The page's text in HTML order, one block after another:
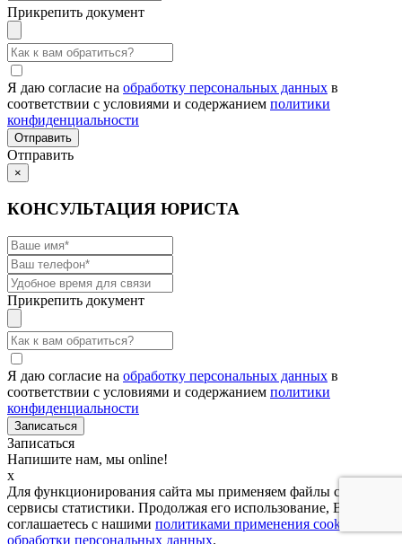
Прикрепить документ
Я даю согласие на обработку персональных данных в
соответствии с условиями и содержанием политики
конфиденциальности
Отправить
×
КОНСУЛЬТАЦИЯ ЮРИСТА
Прикрепить документ
Я даю согласие на обработку персональных данных в
соответствии с условиями и содержанием политики
конфиденциальности
Записаться
Напишите нам, мы online!
x
Для функционирования сайта мы применяем файлы cookies и
сервисы статистики. Продолжая его использование, Вы
соглашаетесь с нашими политиками применения cookies и
обработки персональных данных.